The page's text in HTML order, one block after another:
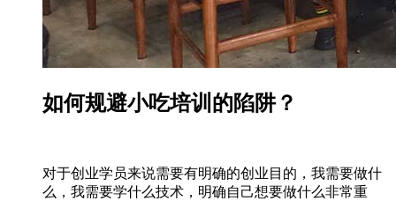
如何规避小吃培训的陷阱？
对于创业学员来说需要有明确的创业目的，我需要做什
么，我需要学什么技术，明确自己想要做什么非常重